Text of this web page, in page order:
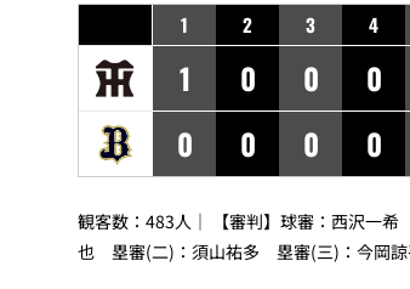
1 2 3 4
1 0 0 0
0
0 0 0
観客数：483人｜ 【審判】球審：西沢一
也 塁審(二)：須山祐多 塁審(三)：今岡